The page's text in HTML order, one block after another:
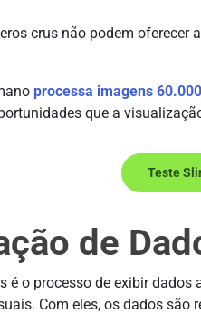
crus não podem
processa imagens
que a
Teste
de
é o processo de exibir
Com eles, os dados